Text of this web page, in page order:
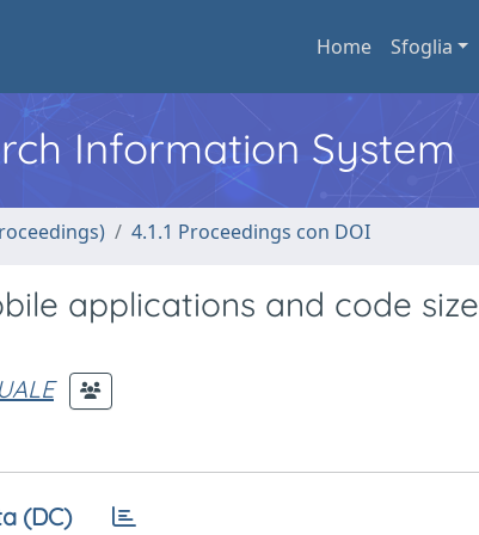
Home Sfoglia
Information System
4.1.1 Proceedings con DOI
applications and code size
(DC)